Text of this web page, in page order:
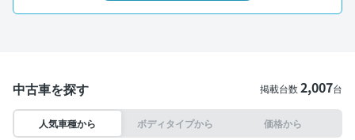
中古車を探す 掲載台数2,007台
人気車種から ボディタイプから 価格から